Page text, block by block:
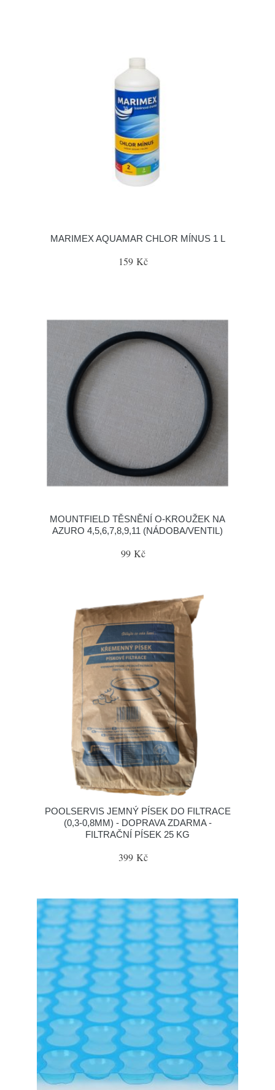
MARIMEX AQUAMAR CHLOR MÍNUS 1 L
159 Kč
MOUNTFIELD TĚSNĚNÍ O-KROUŽEK NA
AZURO 4,5,6,7,8,9,11 (NÁDOBA/VENTIL)
99 Kč
POOLSERVIS JEMNÝ PÍSEK DO FILTRACE
(0,3-0,8MM) - DOPRAVA ZDARMA -
FILTRAČNÍ PÍSEK 25 KG
399 Kč